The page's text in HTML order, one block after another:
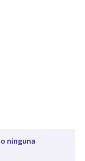
ninguna